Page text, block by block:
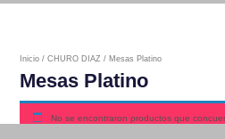
Inicio /CHURO DIAZ / Mesas Platino
Mesas Platino
No se encontraron productos que